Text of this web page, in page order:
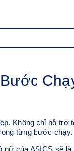
Không chỉ hỗ trợ
từng bước chạy.
của ASICS sẽ là